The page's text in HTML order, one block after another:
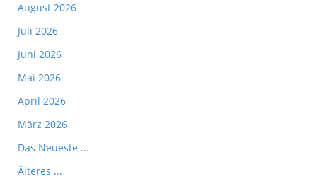
August 2026
Juli 2026
Juni 2026
Mai 2026
April 2026
März 2026
Das Neueste ...
Älteres ...